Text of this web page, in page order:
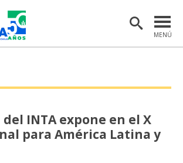
MENÚ
INSTITUTO
INVESTIGACIÓN
Y COMUNICACIONES
INTA expone en el X
para América Latina y